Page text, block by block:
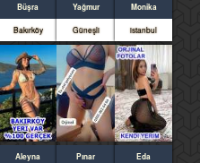
Büşra
Bakırköy
Yağmur
Güneşli
Monika
istanbul
Aleyna Pınar Eda